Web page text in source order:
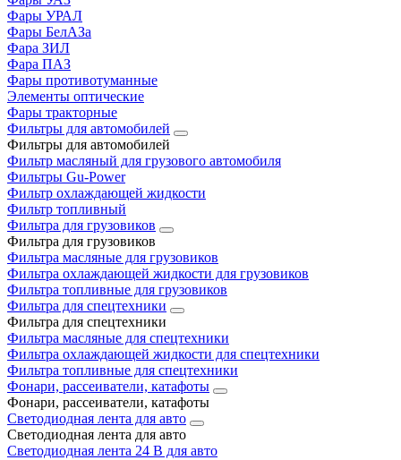
Фары УРАЛ
Фары БелАЗа
Фара ЗИЛ
Фара ПАЗ
Фары противотуманные
Элементы оптические
Фары тракторные
Фильтры для автомобилей
Фильтры для автомобилей
Фильтр масляный для грузового автомобиля
Фильтры Gu-Power
Фильтр охлаждающей жидкости
Фильтр топливный
Фильтра для грузовиков
Фильтра для грузовиков
Фильтра масляные для грузовиков
Фильтра охлаждающей жидкости для грузовиков
Фильтра топливные для грузовиков
Фильтра для спецтехники
Фильтра для спецтехники
Фильтра масляные для спецтехники
Фильтра охлаждающей жидкости для спецтехники
Фильтра топливные для спецтехники
Фонари, рассеиватели, катафоты
Фонари, рассеиватели, катафоты
Светодиодная лента для авто
Светодиодная лента для авто
Светодиодная лента 24 В для авто